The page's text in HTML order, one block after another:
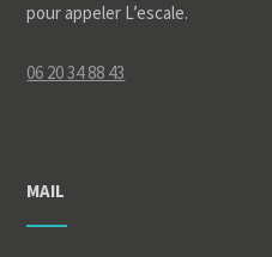
pour appeler L’escale.
06 20 34 88 43
MAIL